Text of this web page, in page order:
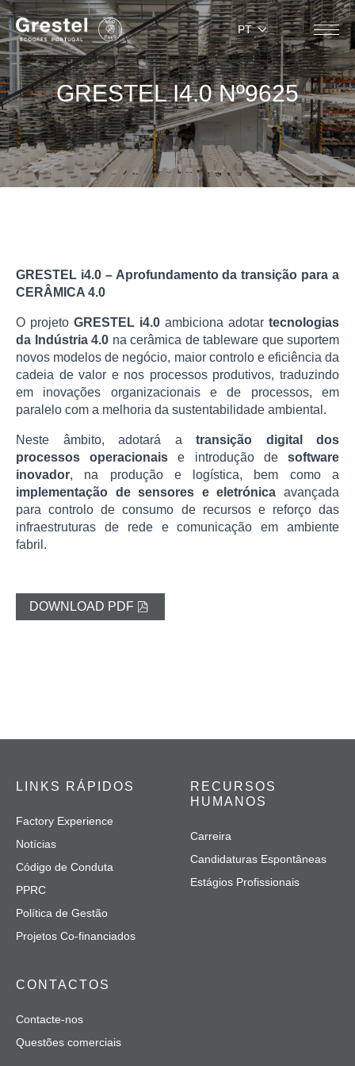
PT
GRESTEL I4.0 Nº9625
GRESTEL i4.0 – Aprofundamento da transição para a
CERÂMICA 4.0
O projeto GRESTEL i4.0 ambiciona adotar tecnologias
da Indústria 4.0 na cerâmica de tableware que suportem
novos modelos de negócio, maior controlo e eficiência da
cadeia de valor e nos processos produtivos, traduzindo
em inovações organizacionais e de processos, em
paralelo com a melhoria da sustentabilidade ambiental.
Neste âmbito, adotará a transição digital dos
processos operacionaise introdução desoftware
inovador, na produção e logística, bem como a
implementação de sensores e eletrónica avançada
para controlo de consumo de recursos e reforço das
infraestruturas de rede e comunicação em ambiente
fabril.
DOWNLOAD PDF
LINKS RÁPIDOS
Factory Experience
Notícias
Código de Conduta
PPRC
Política de Gestão
Projetos Co-financiados
RECURSOS
HUMANOS
Carreira
Candidaturas Espontâneas
Estágios Profissionais
CONTACTOS
Contacte-nos
Questões comerciais